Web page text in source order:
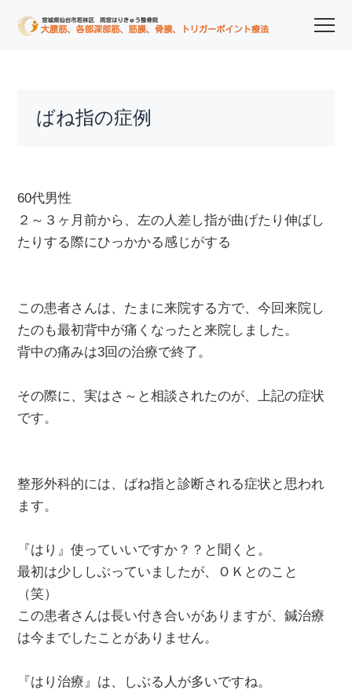
ばね指の症例
60代男性
２～３ヶ月前から、左の人差し指が曲げたり伸ばし
たりする際にひっかかる感じがする
この患者さんは、たまに来院する方で、今回来院し
たのも最初背中が痛くなったと来院しました。
背中の痛みは3回の治療で終了。
その際に、実はさ～と相談されたのが、上記の症状
です。
整形外科的には、ばね指と診断される症状と思われ
ます。
『はり』使っていいですか？？と聞くと。
最初は少ししぶっていましたが、ＯＫとのこと
（笑）
この患者さんは長い付き合いがありますが、鍼治療
は今までしたことがありません。
『はり治療』は、しぶる人が多いですね。